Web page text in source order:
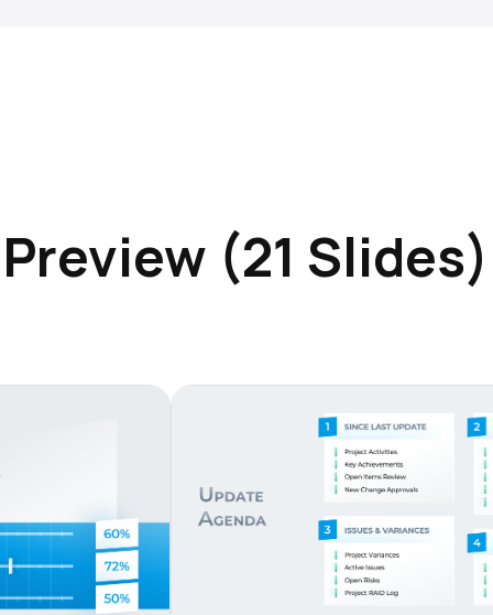
Preview (21 Slides)